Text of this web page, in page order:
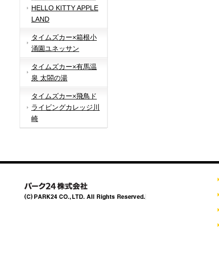
HELLO KITTY APPLE
LAND
タイムズカー×箱根小
涌園ユネッサン
タイムズカー×有馬温
泉 太閤の湯
タイムズカー×飛鳥ド
ライビングカレッジ川
崎